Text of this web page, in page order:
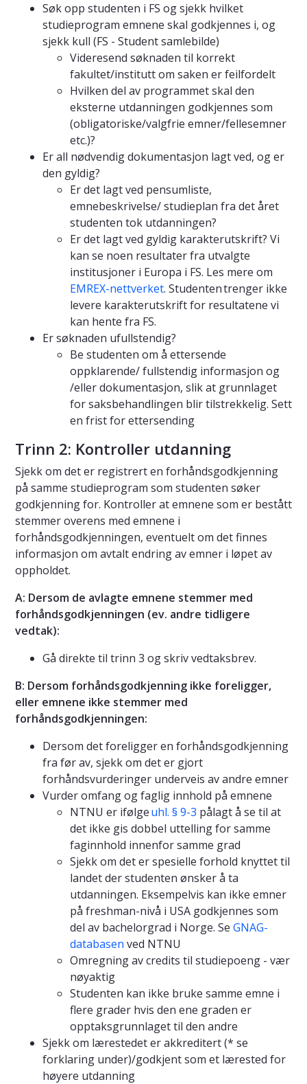
Søk opp studenten i FS og sjekk hvilket
studieprogram emnene skal godkjennes i, og
sjekk kull (FS - Student samlebilde)
Videresend søknaden til korrekt
fakultet/institutt om saken er feilfordelt
Hvilken del av programmet skal den
eksterne utdanningen godkjennes som
(obligatoriske/valgfrie emner/fellesemner
etc.)?
Er all nødvendig dokumentasjon lagt ved, og er
den gyldig?
Er det lagt ved pensumliste,
emnebeskrivelse/ studieplan fra det året
studenten tok utdanningen?
Er det lagt ved gyldig karakterutskrift? Vi
kan se noen resultater fra utvalgte
institusjoner i Europa i FS. Les mere om
EMREX-nettverket. Studenten trenger ikke
levere karakterutskrift for resultatene vi
kan hente fra FS.
Er søknaden ufullstendig?
Be studenten om å ettersende
oppklarende/ fullstendig informasjon og
/eller dokumentasjon, slik at grunnlaget
for saksbehandlingen blir tilstrekkelig. Sett
en frist for ettersending
Trinn 2: Kontroller utdanning
Sjekk om det er registrert en forhåndsgodkjenning
på samme studieprogram som studenten søker
godkjenning for. Kontroller at emnene som er bestått
stemmer overens med emnene i
forhåndsgodkjenningen, eventuelt om det finnes
informasjon om avtalt endring av emner i løpet av
oppholdet.
A: Dersom de avlagte emnene stemmer med
forhåndsgodkjenningen (ev. andre tidligere
vedtak):
Gå direkte til trinn 3 og skriv vedtaksbrev.
B: Dersom forhåndsgodkjenning ikke foreligger,
eller emnene ikke stemmer med
forhåndsgodkjenningen:
Dersom det foreligger en forhåndsgodkjenning
fra før av, sjekk om det er gjort
forhåndsvurderinger underveis av andre emner
Vurder omfang og faglig innhold på emnene
NTNU er ifølgeuhl. § 9-3 pålagt å se til at
det ikke gis dobbel uttelling for samme
faginnhold innenfor samme grad
Sjekk om det er spesielle forhold knyttet til
landet der studenten ønsker å ta
utdanningen. Eksempelvis kan ikke emner
på freshman-nivå i USA godkjennes som
del av bachelorgrad i Norge. Se GNAG-
databasen ved NTNU
Omregning av credits til studiepoeng - vær
nøyaktig
Studenten kan ikke bruke samme emne i
flere grader hvis den ene graden er
opptaksgrunnlaget til den andre
Sjekk om lærestedet er akkreditert (* se
forklaring under)/godkjent som et lærested for
høyere utdanning